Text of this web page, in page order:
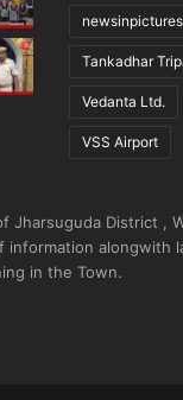
newsinpictures
Tankadhar
Vedanta Ltd.
VSS Airport
Jharsuguda District ,
information alongwith
in the Town.